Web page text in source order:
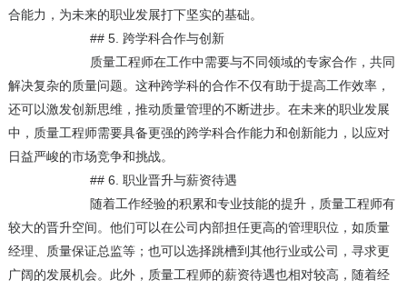
合能力，为未来的职业发展打下坚实的基础。
## 5. 跨学科合作与创新
质量工程师在工作中需要与不同领域的专家合作，共同
解决复杂的质量问题。这种跨学科的合作不仅有助于提高工作效率，
还可以激发创新思维，推动质量管理的不断进步。在未来的职业发展
中，质量工程师需要具备更强的跨学科合作能力和创新能力，以应对
日益严峻的市场竞争和挑战。
## 6. 职业晋升与薪资待遇
随着工作经验的积累和专业技能的提升，质量工程师有
较大的晋升空间。他们可以在公司内部担任更高的管理职位，如质量
经理、质量保证总监等；也可以选择跳槽到其他行业或公司，寻求更
广阔的发展机会。此外，质量工程师的薪资待遇也相对较高，随着经